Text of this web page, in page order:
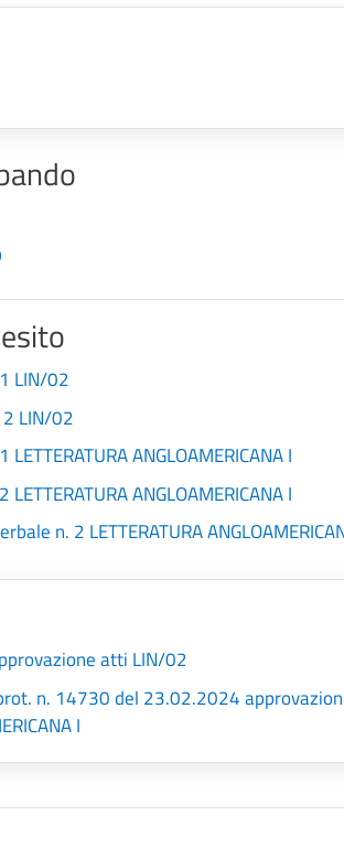
LIN/02
LIN/02
LETTERATURA ANGLOAMERICANA I
LETTERATURA ANGLOAMERICANA I
n. 2 LETTERATURA
atti LIN/02
n. 14730 del 23.02.2024
I